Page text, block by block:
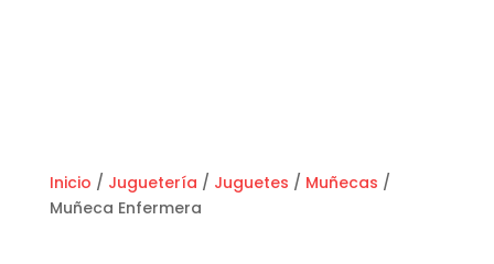
Inicio / Juguetería / Juguetes / Muñecas /
Muñeca Enfermera